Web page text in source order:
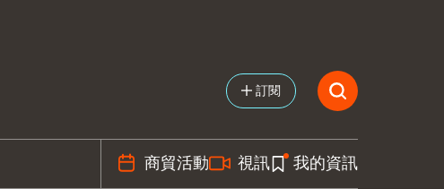
訂閱
商貿活動 視訊 我的資訊